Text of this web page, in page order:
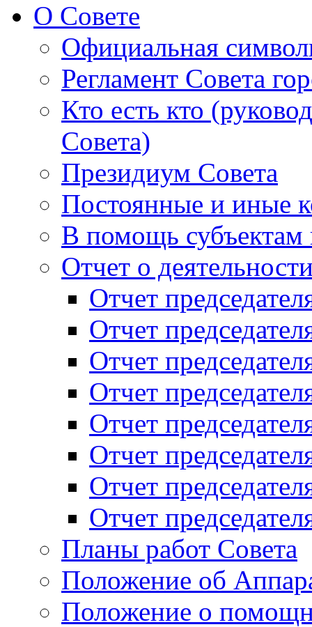
О Совете
Официальная
Регламент Совета
Кто есть кто
Совета)
Президиум Совета
Постоянные и иные
В помощь субъектам
Отчет о
Отчет
Отчет
Отчет
Отчет
Отчет
Отчет
Отчет
Отчет
Планы работ Совета
Положение об
Положение о